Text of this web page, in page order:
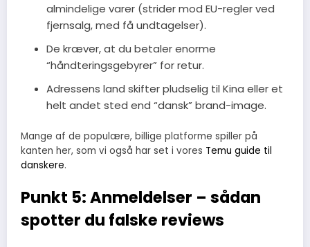
almindelige varer (strider mod EU-regler ved
fjernsalg, med få undtagelser).
De kræver, at du betaler enorme
“håndteringsgebyrer” for retur.
Adressens land skifter pludselig til Kina eller et
helt andet sted end “dansk” brand-image.
Mange af de populære, billige platforme spiller på
kanten her, som vi også har set i vores Temu guide til
danskere.
Punkt 5: Anmeldelser – sådan
spotter du falske reviews